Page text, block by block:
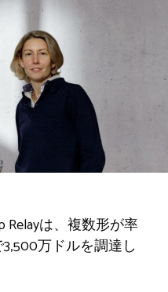
Relayは、複数形が率
万ドルを調達し